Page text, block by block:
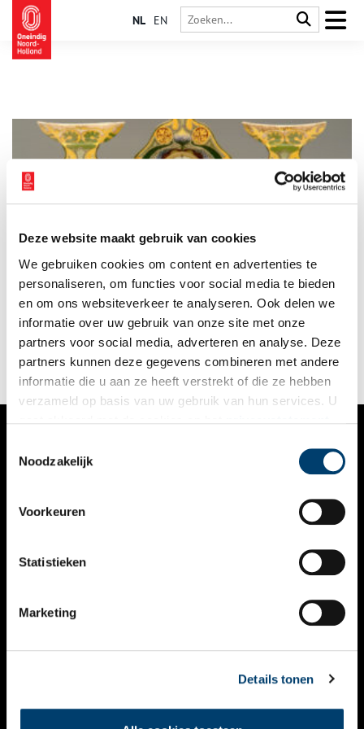
Deze website maakt gebruik van cookies
We gebruiken cookies om content en advertenties te
personaliseren, om functies voor social media te bieden
en om ons websiteverkeer te analyseren. Ook delen we
informatie over uw gebruik van onze site met onze
partners voor social media, adverteren en analyse. Deze
partners kunnen deze gegevens combineren met andere
informatie die u aan ze heeft verstrekt of die ze hebben
verzameld op basis van uw gebruik van hun services. U
Noodzakelijk
Voorkeuren
Statistieken
Marketing
Details tonen
NL EN
Waaraan denk je bij Purmerend? ‘Eentonige buurten.’ ‘Saai uit
de kluiten gegroeid dorp.’ Zo luiden de reacties gewoonlijk.
Saai? Stap het Purmerends Museum binnen en kijk welk
prachtig sieraardewerk hier is gemaakt. Hier groeiden creatieve
architecten op. Trek die denkbeeldige grauwsluier over de stad
weg en je ziet zowaar een kasteel.
VERHALEN
KALENDER
THEMA’S
VIDEO’S
CONTACT